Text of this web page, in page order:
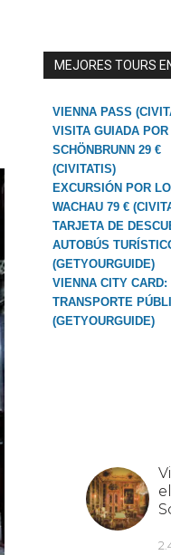
MEJORES TOURS
VIENNA PASS
VISITA GUIADA
SCHÖNBRUNN 29 €
(CIVITATIS)
EXCURSIÓN POR
WACHAU 79 €
TARJETA DE
AUTOBÚS
(GETYOURGUIDE)
VIENNA CITY
TRANSPORTE
(GETYOURGUIDE)